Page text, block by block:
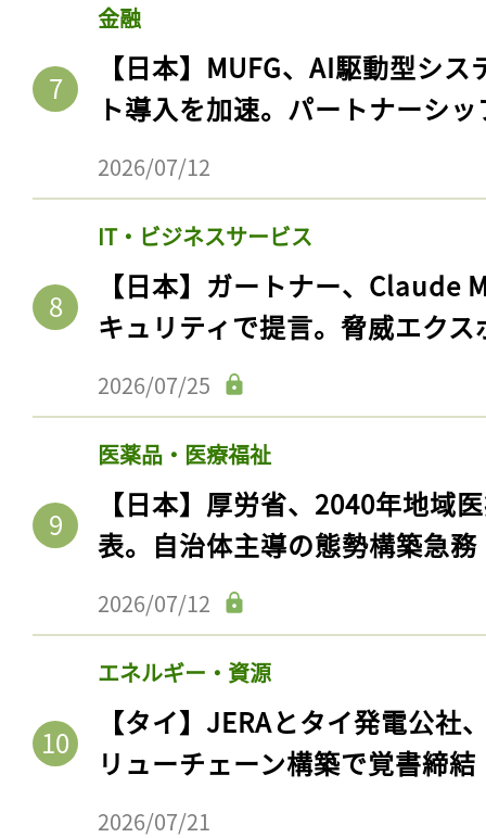
金融
【日本】MUFG、AI駆動型シ
ト導入を加速。パートナーシ
2026/07/12
IT・ビジネスサービス
【日本】ガートナー、Claude
キュリティで提言。脅威エク
2026/07/25
医薬品・医療福祉
【日本】厚労省、2040年地域
表。自治体主導の態勢構築急務
2026/07/12
エネルギー・資源
【タイ】JERAとタイ発電公社
リューチェーン構築で覚書締結
2026/07/21